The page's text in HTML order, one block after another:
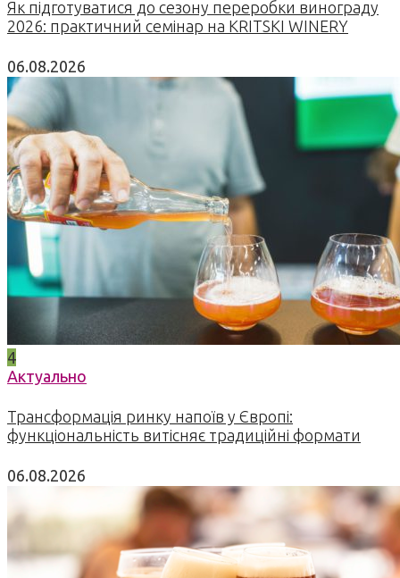
Як підготуватися до сезону переробки винограду
2026: практичний семінар на KRITSKI WINERY
06.08.2026
4
Актуально
Трансформація ринку напоїв у Європі:
функціональність витісняє традиційні формати
06.08.2026